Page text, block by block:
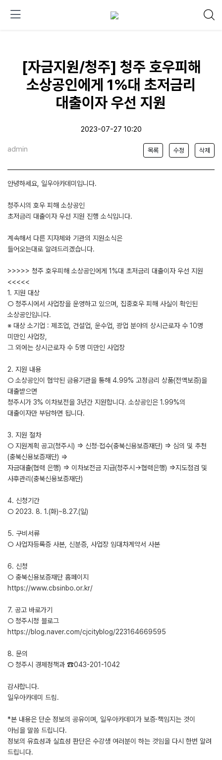
[자금지원/청주] 청주 호우피해
소상공인에게 1%대 초저금리
대출이자 우선 지원
2023-07-27 10:20
admin 목록 수정 삭제
안녕하세요, 일우아카데미입니다.
청주시의 호우 피해 소상공인
초저금리 대출이자 우선 지원 진행 소식입니다.
계속해서 다른 지자체와 기관의 지원소식은
들어오는대로 알려드리겠습니다.
>>>>> 청주 호우피해 소상공인에게 1%대 초저금리 대출이자 우선 지원
<<<<<
1. 지원 대상
○ 청주시에서 사업장을 운영하고 있으며, 집중호우 피해 사실이 확인된
소상공인입니다.
※ 대상 소기업 : 제조업, 건설업, 운수업, 광업 분야의 상시근로자 수 10명
미만인 사업장,
그 외에는 상시근로자 수 5명 미만인 사업장
2. 지원 내용
○ 소상공인이 협약된 금융기관을 통해 4.99% 고정금리 상품(전액보증)을
대출받으면
청주시가 3% 이차보전을 3년간 지원합니다. 소상공인은 1.99%의
대출이자만 부담하면 됩니다.
3. 지원 절차
○ 지원계획 공고(청주시) ⇒ 신청·접수(충북신용보증재단) ⇒ 심의 및 추천
(충북신용보증재단) ⇒
자금대출(협력 은행) ⇒ 이차보전금 지급(청주시→협력은행) ⇒지도점검 및
사후관리(충북신용보증재단)
4. 신청기간
○ 2023. 8. 1.(화)~8.27.(일)
5. 구비서류
○ 사업자등록증 사본, 신분증, 사업장 임대차계약서 사본
6. 신청
○ 충북신용보증재단 홈페이지
https://www.cbsinbo.or.kr/
7. 공고 바로가기
○ 청주시청 블로그
https://blog.naver.com/cjcityblog/223164669595
8. 문의
○ 청주시 경제정책과 ☎043-201-1042
감사합니다.
일우아카데미 드림.
*본 내용은 단순 정보의 공유이며, 일우아카데미가 보증·책임지는 것이
아님을 말씀 드립니다.
정보의 유효성과 실효성 판단은 수강생 여러분이 하는 것임을 다시 한번 알려
드립니다.